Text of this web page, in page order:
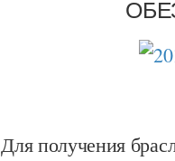
Для получения